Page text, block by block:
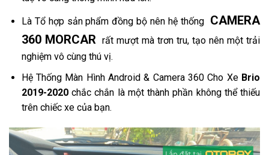
Là Tổ hợp sản phẩm đồng bộ nên hệ thống CAMERA
360 MORCAR rất mượt mà trơn tru, tạo nên một trải
nghiệm vô cùng thú vị.
Hệ Thống Màn Hình Android & Camera 360 Cho Xe Brio
2019-2020chắc chắn là một thành phần không thể thiếu
trên chiếc xe của bạn.